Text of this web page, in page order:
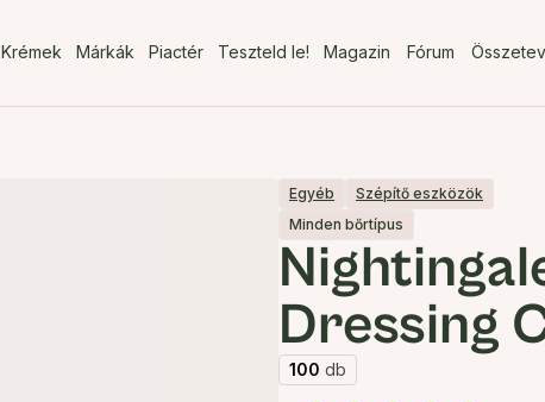
Krémek Márkák Piactér Teszteld le! Magazin Fórum
Egyéb
Szépítő eszközök
Minden bőrtípus
Dressing
100 db